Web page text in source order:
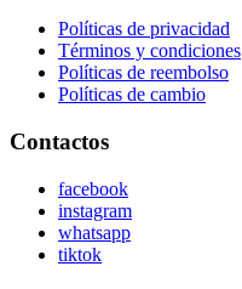
Políticas de privacidad
Términos y condiciones
Políticas de reembolso
Políticas de cambio
Contactos
facebook
instagram
whatsapp
tiktok